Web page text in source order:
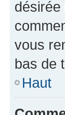
désirée
vous
bas de
Haut